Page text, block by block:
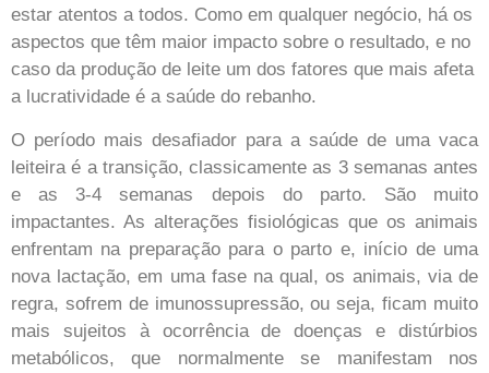
estar atentos a todos. Como em qualquer negócio, há os
aspectos que têm maior impacto sobre o resultado, e no
caso da produção de leite um dos fatores que mais afeta
a lucratividade é a saúde do rebanho.
O período mais desafiador para a saúde de uma vaca
leiteira é a transição, classicamente as 3 semanas antes
e as 3-4 semanas depois do parto. São muito
impactantes. As alterações fisiológicas que os animais
enfrentam na preparação para o parto e, início de uma
nova lactação, em uma fase na qual, os animais, via de
regra, sofrem de imunossupressão, ou seja, ficam muito
mais sujeitos à ocorrência de doenças e distúrbios
metabólicos, que normalmente se manifestam nos